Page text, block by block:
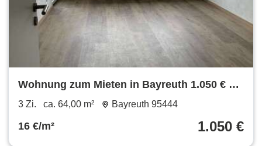
Wohnung zum Mieten in Bayreuth 1.050 € 64
m²
3 Zi. ca. 64,00 m² Bayreuth 95444
16 €/m² 1.050 €